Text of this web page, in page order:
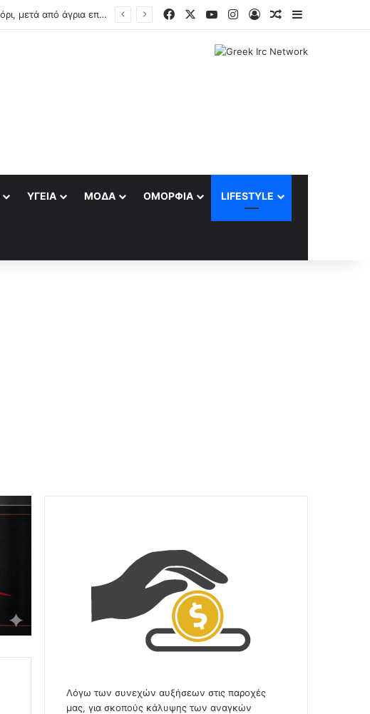
Δολοφονήθηκε o διεθνής ποδοσφαιριστής της Ουγκάντα, Ντέιβιντ Οβόρι, μετά από άγρια επίθεση ληστών FacebookYouTubeInstagram
Log InRandom Article
Sidebar
ΥΓΕΊΑ ΜΌΔΑ ΟΜΟΡΦΙΆ LIFESTYLE
Λόγω των συνεχών αυξήσεων στις παροχές
μας, για σκοπούς κάλυψης των αναγκών